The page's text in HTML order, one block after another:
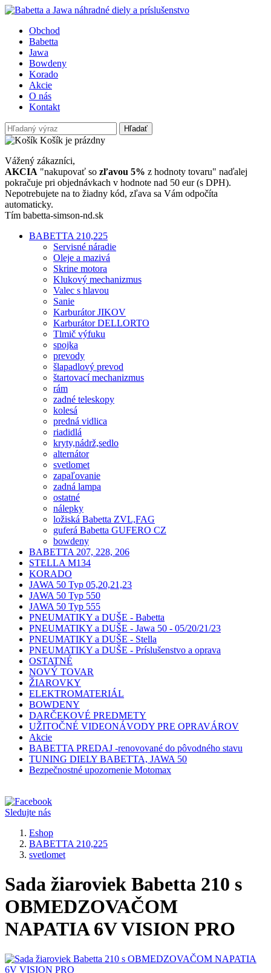
Obchod
Babetta
Jawa
Bowdeny
Korado
Akcie
O nás
Kontakt
Hľadať
Košík je prázdny
Vážený zákazníci,
AKCIA "nakupovať so zľavou 5% z hodnoty tovaru" naďalej
pokračuje pri objednávkach v hodnote nad 50 eur (s DPH).
Nepotrebujete na to žiadny kód, zľava sa Vám odpočíta
automaticky.
Tím babetta-simson-nd.sk
BABETTA 210,225
Servisné náradie
Oleje a mazivá
Skrine motora
Klukový mechanizmus
Valec s hlavou
Sanie
Karburátor JIKOV
Karburátor DELLORTO
Tlmič výfuku
spojka
prevody
šlapadlový prevod
štartovací mechanizmus
rám
zadné teleskopy
kolesá
predná vidlica
riadidlá
kryty,nádrž,sedlo
alternátor
svetlomet
zapaľovanie
zadná lampa
ostatné
nálepky
ložiská Babetta ZVL,FAG
guferá Babetta GUFERO CZ
bowdeny
BABETTA 207, 228, 206
STELLA M134
KORADO
JAWA 50 Typ 05,20,21,23
JAWA 50 Typ 550
JAWA 50 Typ 555
PNEUMATIKY a DUŠE - Babetta
PNEUMATIKY a DUŠE - Jawa 50 - 05/20/21/23
PNEUMATIKY a DUŠE - Stella
PNEUMATIKY a DUŠE - Príslušenstvo a oprava
OSTATNÉ
NOVÝ TOVAR
ŽIAROVKY
ELEKTROMATERIÁL
BOWDENY
DARČEKOVÉ PREDMETY
UŽITOČNÉ VIDEONÁVODY PRE OPRAVÁROV
Akcie
BABETTA PREDAJ -renovované do pôvodného stavu
TUNING DIELY BABETTA, JAWA 50
Bezpečnostné upozornenie Motomax
Sledujte nás
Eshop
BABETTA 210,225
svetlomet
Sada žiaroviek Babetta 210 s
OBMEDZOVAČOM
NAPATIA 6V VISION PRO